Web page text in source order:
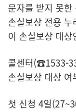
문자를 받지 못
손실보상 전용 누
이 손실보상 대
콜센터(☎1533-
손실보상 대상
첫 신청 4일